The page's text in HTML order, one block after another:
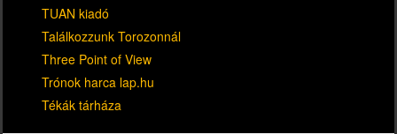
TUAN kiadó
Találkozzunk Torozonnál
Three Point of View
Trónok harca lap.hu
Tékák tárháza